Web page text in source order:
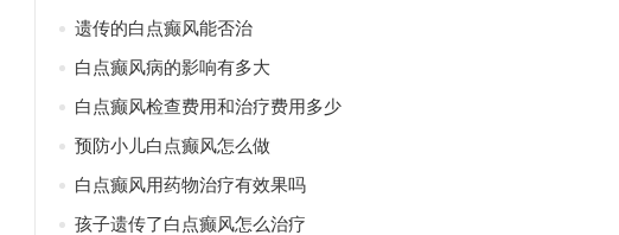
遗传的白点癫风能否治
白点癫风病的影响有多大
白点癫风检查费用和治疗费用多少
预防小儿白点癫风怎么做
白点癫风用药物治疗有效果吗
孩子遗传了白点癫风怎么治疗